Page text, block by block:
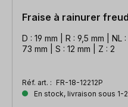
Fraise à rainurer freud
D : 19 mm | R : 9,5 mm | NL
73 mm | S : 12 mm | Z : 2
Réf. art. : FR-18-12212P
En stock, livraison sous 1-